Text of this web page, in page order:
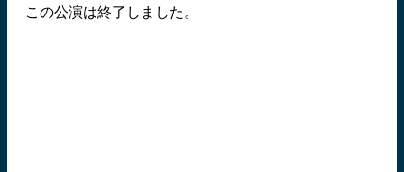
この公演は終了しました。